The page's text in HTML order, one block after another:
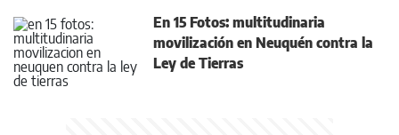
En 15 Fotos: multitudinaria
movilización en Neuquén contra la
Ley de Tierras